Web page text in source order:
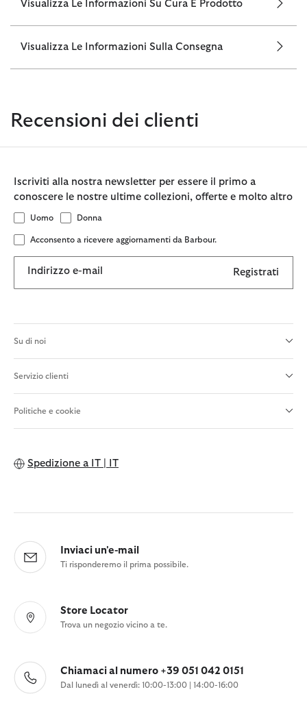
Visualizza Le Informazioni Su Cura E Prodotto
Visualizza Le Informazioni Sulla Consegna
Recensioni dei clienti
Iscriviti alla nostra newsletter per essere il primo a
conoscere le nostre ultime collezioni, offerte e molto altro
Uomo Donna
Acconsento a ricevere aggiornamenti da Barbour.
Indirizzo e-mail Registrati
Su di noi
Servizio clienti
Politiche e cookie
Spedizione a IT | IT
Inviaci un'e-mail
Ti risponderemo il prima possibile.
Store Locator
Trova un negozio vicino a te.
Chiamaci al numero +39 051 042 0151
Dal lunedì al venerdì: 10:00-13:00 | 14:00-16:00